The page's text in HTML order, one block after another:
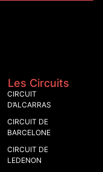
Les Circuits
CIRCUIT
D’ALCARRAS
CIRCUIT DE
BARCELONE
CIRCUIT DE
LEDENON